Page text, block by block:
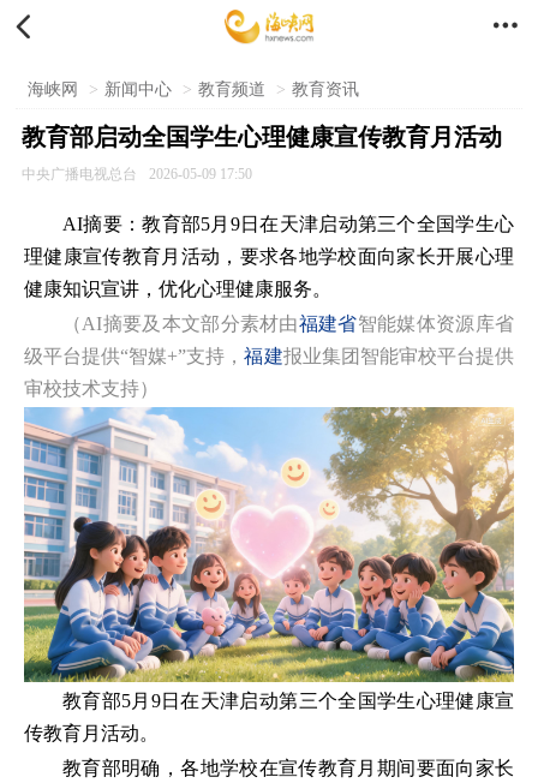
 
海峡网 > 新闻中心 > 教育频道 > 教育资讯
教育部启动全国学生心理健康宣传教育月活动
中央广播电视总台 2026-05-09 17:50
AI摘要：教育部5月9日在天津启动第三个全国学生心
理健康宣传教育月活动，要求各地学校面向家长开展心理
健康知识宣讲，优化心理健康服务。
（AI摘要及本文部分素材由福建省智能媒体资源库省
级平台提供“智媒+”支持，福建报业集团智能审校平台提供
审校技术支持）
教育部5月9日在天津启动第三个全国学生心理健康宣
传教育月活动。
教育部明确，各地学校在宣传教育月期间要面向家长